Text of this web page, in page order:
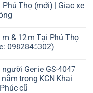
Thọ (mới) | Giao xe
& 12 m Tại Phú Thọ
0982845302)
Genie GS-4047
trong KCN Khai
cũ